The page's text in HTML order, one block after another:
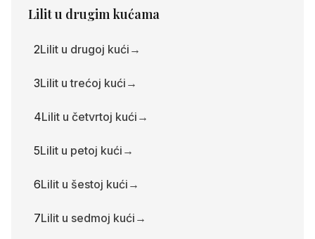
Lilitu drugim kućama
2Lilit u drugoj kući →
3Lilit u trećoj kući →
4Lilit u četvrtoj kući →
5Lilit u petoj kući →
6Lilit u šestoj kući →
7Lilit u sedmoj kući →